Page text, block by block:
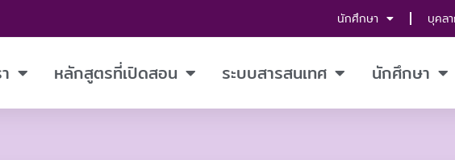
นักศึกษา บุคล
หลักสูตรที่เปิดสอน ระบบสารสนเทศ นักศึกษา